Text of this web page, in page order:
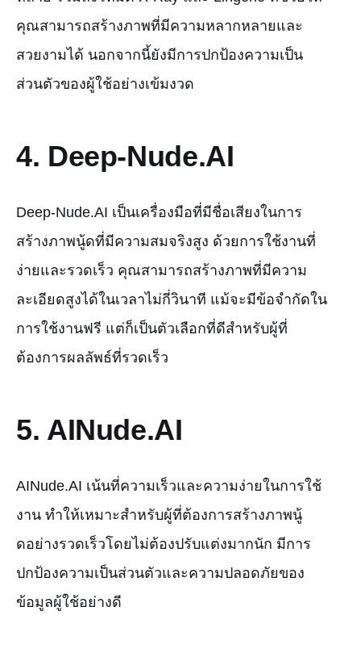
คุณสามารถสร้างภาพที่มีความหลากหลายและ
สวยงามได้ นอกจากนี้ยังมีการปกป้องความเป็น
ส่วนตัวของผู้ใช้อย่างเข้มงวด
4. Deep-Nude.AI
Deep-Nude.AI เป็นเครื่องมือที่มีชื่อเสียงในการ
สร้างภาพนู้ดที่มีความสมจริงสูง ด้วยการใช้งานที่
ง่ายและรวดเร็ว คุณสามารถสร้างภาพที่มีความ
ละเอียดสูงได้ในเวลาไม่กี่วินาที แม้จะมีข้อจำกัดใน
การใช้งานฟรี แต่ก็เป็นตัวเลือกที่ดีสำหรับผู้ที่
ต้องการผลลัพธ์ที่รวดเร็ว
5. AINude.AI
AINude.AI เน้นที่ความเร็วและความง่ายในการใช้
งาน ทำให้เหมาะสำหรับผู้ที่ต้องการสร้างภาพนู้
ดอย่างรวดเร็วโดยไม่ต้องปรับแต่งมากนัก มีการ
ปกป้องความเป็นส่วนตัวและความปลอดภัยของ
ข้อมูลผู้ใช้อย่างดี